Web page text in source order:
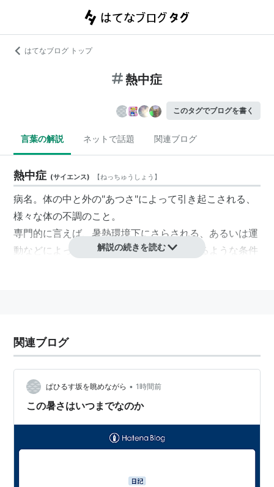
はてなブログ トップ
熱中症
このタグでブログを書く
言葉の解説 ネットで話題 関連ブログ
熱中症 (サイエンス) 【ねっちゅうしょう 】
病名。体の中と外の"あつさ"によって引き起こされる、
様々な体の不調のこと。
専門的に言えば、暑熱環境下にさらされる、あるいは運
動などによって体の中でたくさんの熱を作るような条件
紹介する。
【熱中症の類型】
熱中症は以下のようなものがある。
熱波により主に高齢者に起こるもの
暑熱環境での労働で起こるもの
解説の続きを読む
関連ブログ
ぱひるす坂を眺めながら • 1時間前
この暑さはいつまでなのか